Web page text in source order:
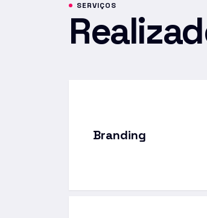
SERVIÇOS
Branding